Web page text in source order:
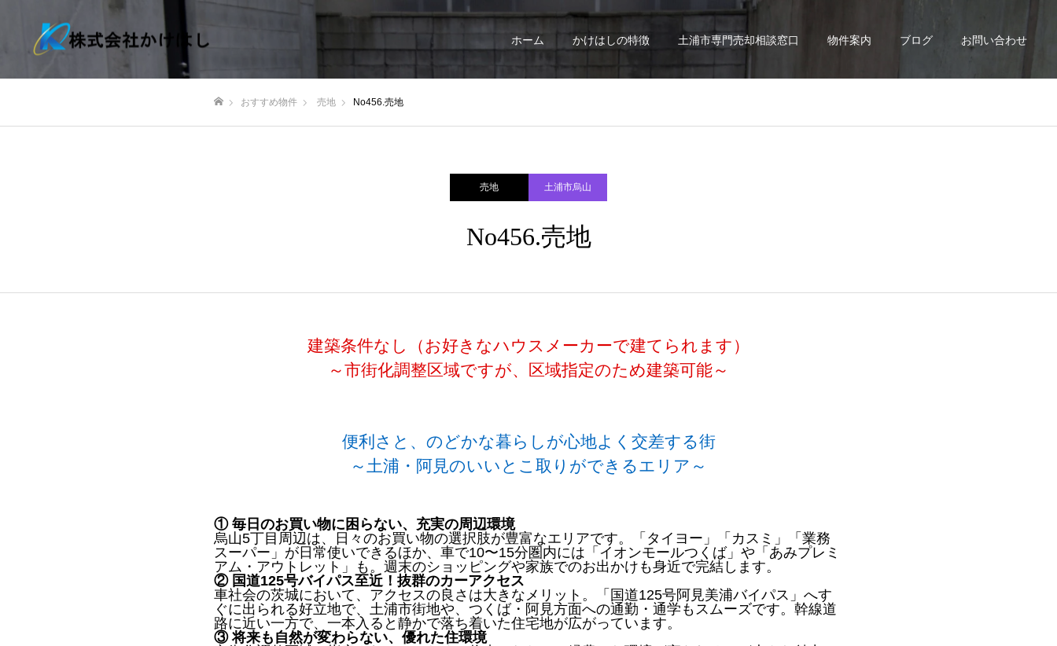
ホーム かけはしの特徴 土浦市専門売却相談窓口 物件案内 ブログ お問い合わせ
おすすめ物件 売地 No456.売地
売地 土浦市烏山
No456.売地
建築条件なし（お好きなハウスメーカーで建てられます）
～市街化調整区域ですが、区域指定のため建築可能～
便利さと、のどかな暮らしが心地よく交差する街
～土浦・阿見のいいとこ取りができるエリア～
① 毎日のお買い物に困らない、充実の周辺環境
烏山5丁目周辺は、日々のお買い物の選択肢が豊富なエリアです。「タイヨー」「カスミ」「業務
スーパー」が日常使いできるほか、車で10〜15分圏内には「イオンモールつくば」や「あみプレミ
アム・アウトレット」も。週末のショッピングや家族でのお出かけも身近で完結します。
② 国道125号バイパス至近！抜群のカーアクセス
車社会の茨城において、アクセスの良さは大きなメリット。「国道125号阿見美浦バイパス」へす
ぐに出られる好立地で、土浦市街地や、つくば・阿見方面への通勤・通学もスムーズです。幹線道
路に近い一方で、一本入ると静かで落ち着いた住宅地が広がっています。
③ 将来も自然が変わらない、優れた住環境